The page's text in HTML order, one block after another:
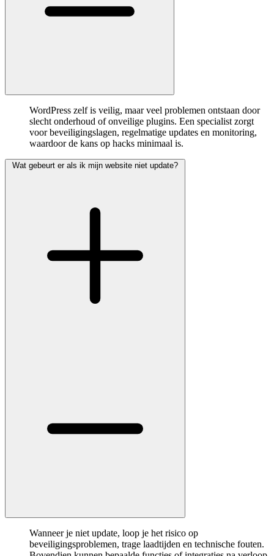
WordPress zelf is veilig, maar veel problemen ontstaan door
slecht onderhoud of onveilige plugins. Een specialist zorgt
voor beveiligingslagen, regelmatige updates en monitoring,
waardoor de kans op hacks minimaal is.
Wat gebeurt er als ik mijn website niet update?
Wanneer je niet update, loop je het risico op
beveiligingsproblemen, trage laadtijden en technische fouten.